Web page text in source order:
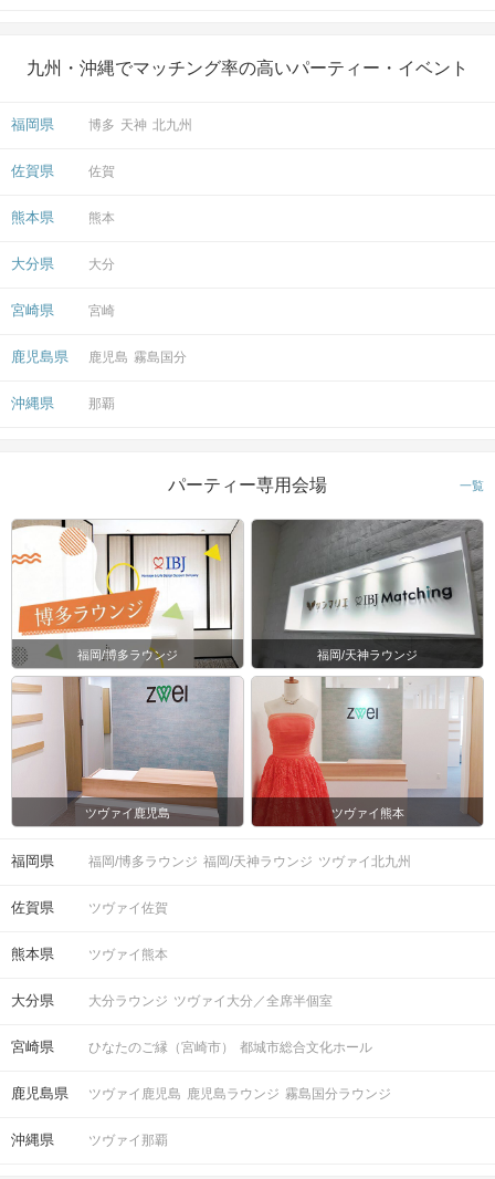
九州・沖縄でマッチング率の高いパーティー・イベント
福岡県 博多 天神 北九州
佐賀県 佐賀
熊本県 熊本
大分県 大分
宮崎県 宮崎
鹿児島県 鹿児島 霧島国分
沖縄県 那覇
パーティー専用会場 一覧
福岡/博多ラウンジ 福岡/天神ラウンジ
ツヴァイ鹿児島 ツヴァイ熊本
福岡県 福岡/博多ラウンジ 福岡/天神ラウンジ ツヴァイ北九州
佐賀県 ツヴァイ佐賀
熊本県 ツヴァイ熊本
大分県 大分ラウンジ ツヴァイ大分／全席半個室
宮崎県 ひなたのご縁（宮崎市） 都城市総合文化ホール
鹿児島県 ツヴァイ鹿児島 鹿児島ラウンジ 霧島国分ラウンジ
沖縄県 ツヴァイ那覇